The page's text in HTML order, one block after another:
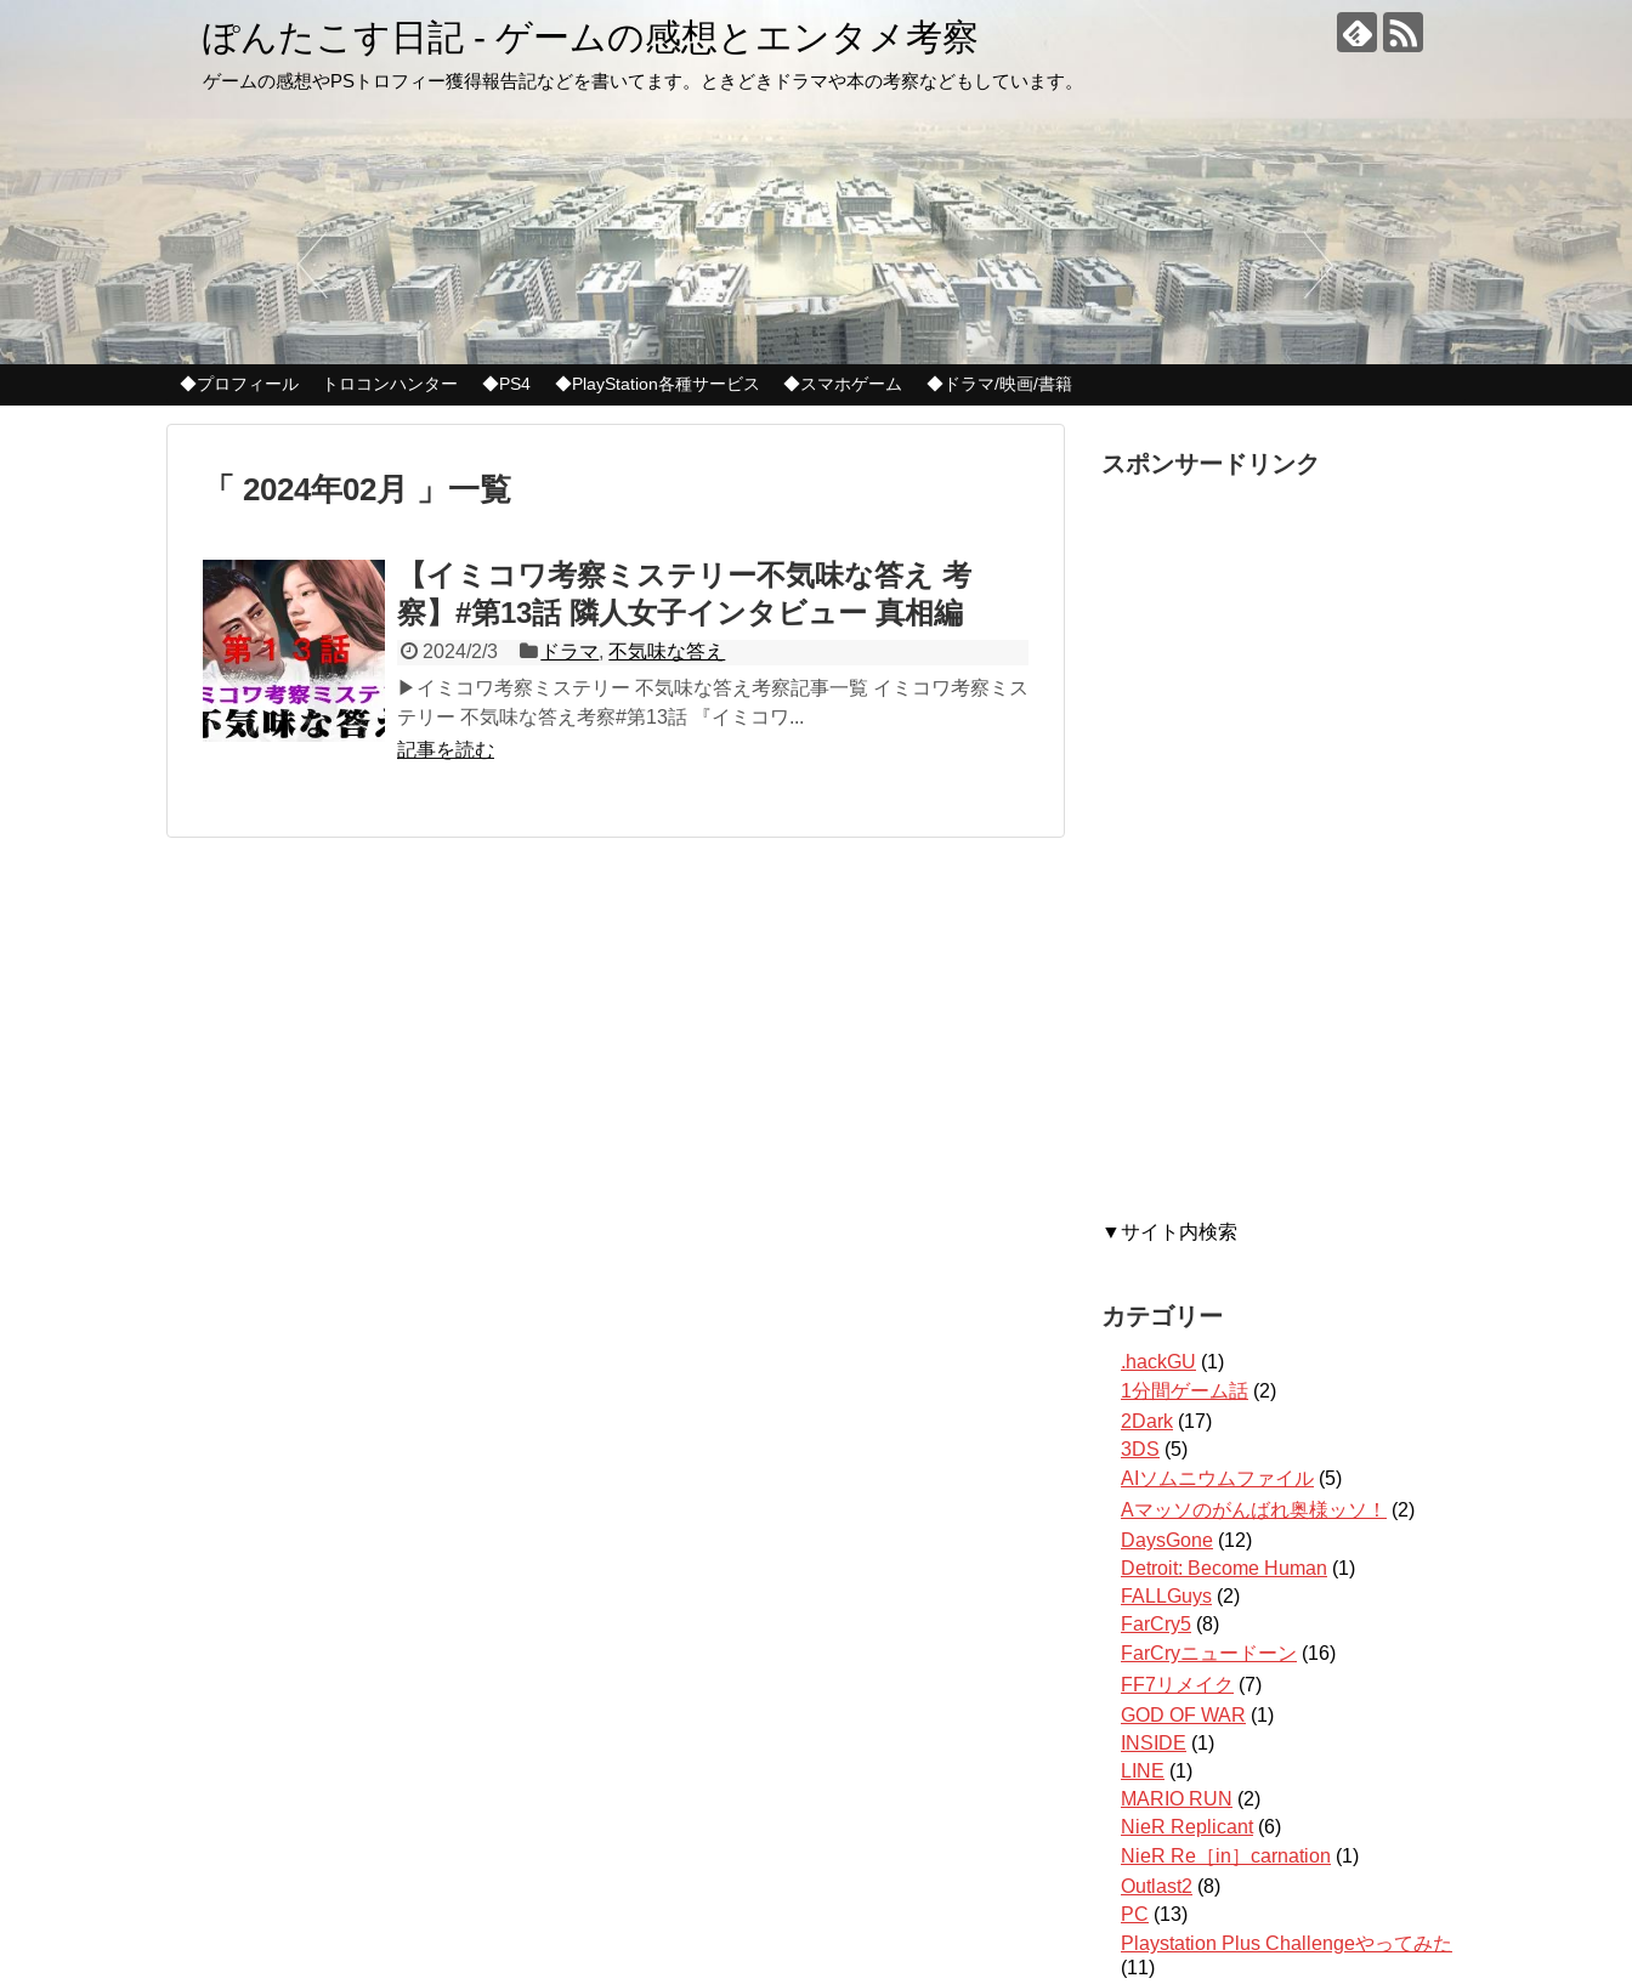
ぽんたこす日記 - ゲームの感想とエンタメ考察
ゲームの感想やPSトロフィー獲得報告記などを書いてます。ときどきドラマや本の考察などもしています。
◆プロフィール トロコンハンター ◆PS4 ◆PlayStation各種サービス ◆スマホゲーム ◆ドラマ/映画/書籍
「 2024年02月 」一覧
【イミコワ考察ミステリー不気味な答え 考
察】#第13話 隣人女子インタビュー 真相編
2024/2/3 ドラマ,不気味な答え
▶イミコワ考察ミステリー 不気味な答え考察記事一覧 イミコワ考察ミス
テリー 不気味な答え考察#第13話 『イミコワ...
記事を読む
スポンサードリンク
▼サイト内検索
カテゴリー
.hackGU (1)
1分間ゲーム話 (2)
2Dark (17)
3DS (5)
AIソムニウムファイル (5)
Aマッソのがんばれ奥様ッソ！
(2)
DaysGone (12)
Detroit: Become Human (1)
FALLGuys (2)
FarCry5 (8)
FarCryニュードーン (16)
FF7リメイク (7)
GOD OF WAR (1)
INSIDE (1)
LINE (1)
MARIO RUN (2)
NieR Replicant(6)
NieR Re［in］carnation (1)
Outlast2 (8)
PC (13)
Playstation Plus Challengeやってみた
(11)